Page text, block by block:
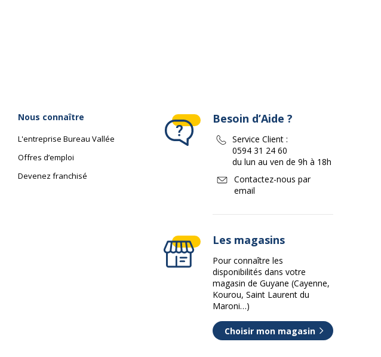
Nous connaître
L'entreprise Bureau Vallée
Offres d’emploi
Devenez franchisé
Besoin d’Aide ?
Service Client :
0594 31 24 60
du lun au ven de 9h à 18h
Contactez-nous par
email
Les magasins
Pour connaître les
disponibilités dans votre
magasin de Guyane (Cayenne,
Kourou, Saint Laurent du
Maroni…)
Choisir mon magasin